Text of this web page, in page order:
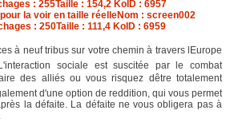
à neuf tribus sur votre chemin à travers lEurope
sociale est suscitée par le combat
des alliés ou vous risquez dêtre totalement
d'une option de reddition, qui vous permet
la défaite. La défaite ne vous obligera pas à